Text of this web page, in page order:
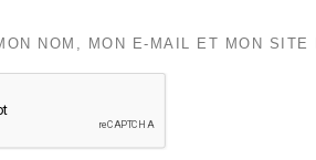
NOM, MON E-MAIL ET MON